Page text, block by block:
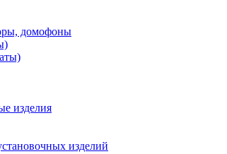
домофоны
изделия
изделий